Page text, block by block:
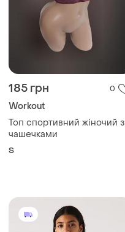
185 грн 0
Workout
Топ спортивний жіночий з
чашечками
S